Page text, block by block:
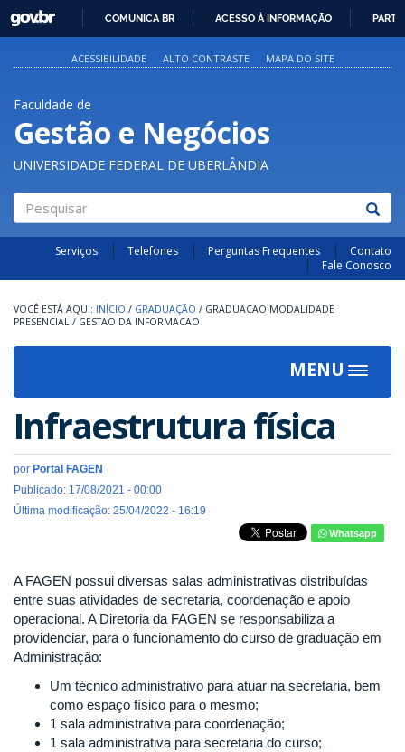
PARA
O
GOVBR
COMUNICA BR ACESSO À INFORMAÇÃO
ACESSIBILIDADE ALTO CONTRASTE MAPA DO SITE
Faculdade de
Gestão e Negócios
UNIVERSIDADE FEDERAL DE UBERLÂNDIA
Pesquisar
Serviços Telefones Perguntas Frequentes
Contato
Fale Conosco
INÍCIO / GRADUAÇÃO / GRADUACAO MODALIDADE
PRESENCIAL / GESTAO DA INFORMACAO
MENU
Toggle
Infraestrutura física
por Portal FAGEN
Publicado: 17/08/2021 - 00:00
Última modificação: 25/04/2022 - 16:19
Whatsapp
A FAGEN possui diversas salas administrativas distribuídas
entre suas atividades de secretaria, coordenação e apoio
operacional. A Diretoria da FAGEN se responsabiliza a
providenciar, para o funcionamento do curso de graduação em
Administração:
Um técnico administrativo para atuar na secretaria, bem
como espaço físico para o mesmo;
1 sala administrativa para coordenação;
1 sala administrativa para secretaria do curso;